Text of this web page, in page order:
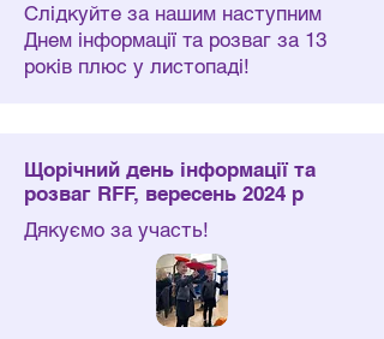
Слідкуйте за нашим наступним
Днем інформації та розваг за 13
років плюс у листопаді!
Щорічний день інформації та
розваг RFF, вересень 2024 р
Дякуємо за участь!